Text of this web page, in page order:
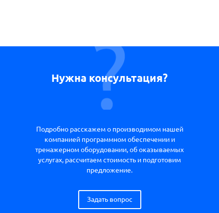
Нужна консультация?
Подробно расскажем о производимом нашей
компанией программном обеспечении и
тренажерном оборудовании, об оказываемых
услугах, рассчитаем стоимость и подготовим
предложение.
Задать вопрос